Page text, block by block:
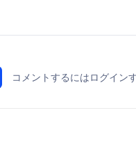
コメントするにはログイン